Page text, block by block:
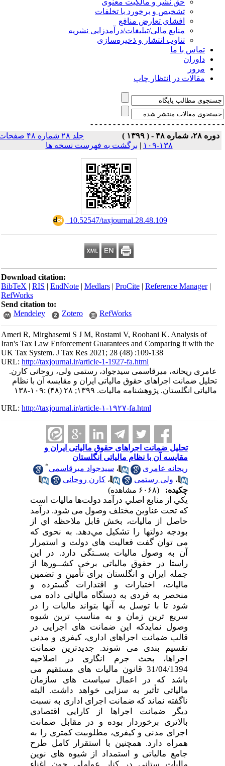
حق نشر و مالکیت معنوی
تشخیص و برخورد با تخلفات
افشای تعارض منافع
منابع مالی/تبلیغات/درآمدزایی نشریه
تناوب انتشار و ذخیره‌سازی
تماس با ما
داوران
مرور
مقالات در انتظار چاپ
- - - - - - - - - - - - -
- - - - - - - - - - - - - - -
دوره ۲۸، شماره ۴۸ - ( ۱۳۹۹ )
جلد ۲۸ شماره ۴۸ صفحات
۱۳۸-۱۰۹
| برگشت به فهرست نسخه ها
‎ 10.52547/taxjournal.28.48.109
Download citation:
BibTeX|RIS|EndNote|Medlars|ProCite|Reference Manager
RefWorks
Send citation to:
Mendeley
Zotero RefWorks
Ameri R, Mirghasemi S J M, Rostami V, Roohani K. Analysis of
Iran's Tax Law Enforcement Guarantees and Comparing it with the
UK Tax System. J Tax Res 2021; 28 (48) :109-138
URL:http://taxjournal.ir/article-1-1927-fa.html
عامری ریحانه، میرقاسمی سیدجواد، رستمی ولی، روحانی کارن.
تحلیل ضمانت اجراهای حقوق مالیاتی ایران و مقایسه آن با نظام
مالیاتی انگلستان. پژوهشنامه مالیات. ۱۳۹۹; ۲۸ (۴۸) :۱۰۹-۱۳۸
URL:http://taxjournal.ir/article-۱-۱۹۲۷-fa.html
تحلیل ضمانت اجراهای حقوق مالیاتی ایران و
مقایسه آن با نظام مالیاتی انگلستان
ریحانه عامری
،سیدجواد میرقاسمی
،ولی رستمی ،کارن روحانی
چکیده:
ﻳﻜﻲ ﺍﺯ ﻣﻨﺎﺑﻊ ﺍﺻﻠﻲ ﺩﺭﺁﻣﺪ ﺩﻭﻟﺖ­ﻫﺎ ﻣﺎﻟﻴﺎﺕ ﺍﺳﺖ
ﻛﻪ ﺗﺤﺖ ﻋﻨﺎﻭﻳﻦ ﻣﺨﺘﻠﻒ ﻭﺻﻮﻝ می ﺷﻮﺩ. ﺩﺭﺁﻣﺪ
ﺣﺎﺻﻞ ﺍﺯ ﻣﺎﻟﻴﺎﺕ، ﺑﺨﺶ ﻗﺎﺑﻞ ﻣﻼﺣﻈﻪ ﺍﻱ ﺍﺯ
ﺑﻮﺩﺟﻪ ﺩﻭﻟﺘﻬﺎ ﺭﺍ ﺗﺸﻜﻴﻞ ﻣﻲﺩﻫﺪ. به نحوی که
می توان گفت فعالیت های دولت و استمرار
آن به وصول مالیات بســتگی دارد. در این
راستا در حقوق مالیاتی برخی کشــورها از
جمله ایران و انگلستان برای تأمین و تضمین
مالیات، اختیارات و اقتدارات گسترده و
منحصر به فردی به دستگاه مالیاتی داده می
شود تا با توسل به آنها بتواند مالیات را در
سریع ترین زمان و به مناسب ترین شیوه
وصول نمایدکه این ضمانت های اجرایی در
قالب ضمانت اجراهای اداری، کیفری و مدنی
تقسیم بندی می شوند. جدیدترین ضمانت
اجراها، بحث جرم انگاری در اصلاحیه
31/04/1394 قانون مالیات های مستقیم می
باشد که در اعمال سیاست های سازمان
مالیاتی تأثیر به سزایی خواهد داشت. البته
ناگفته نماند که ضمانت اجرای اداری به نسبت
دیگر ضمانت اجراها از کارایی اقتصادی
بالاتری برخوردار بوده و در مقابل ضمانت
اجرای مدنی و کیفری، مطلوبیت کمتری را به
همراه دارد. همچنین با استقرار کامل طرح
جامع مالیاتی و استمداد از شیوه های نوین